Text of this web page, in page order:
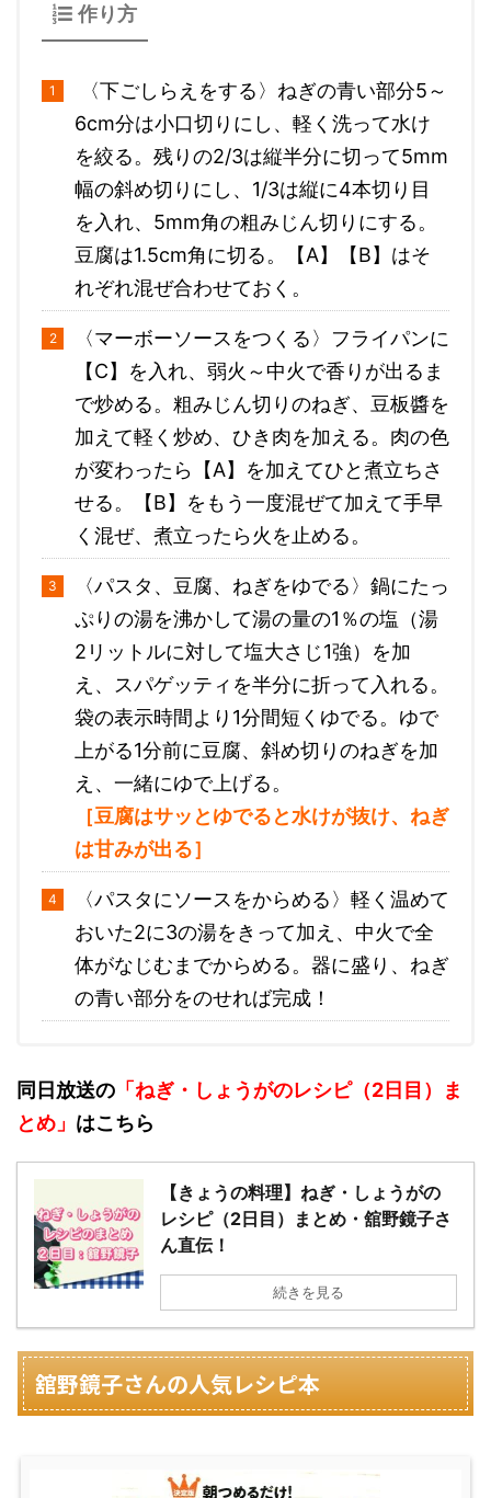
作り方
〈下ごしらえをする〉ねぎの青い部分5～
6cm分は小口切りにし、軽く洗って水け
を絞る。残りの2/3は縦半分に切って5mm
幅の斜め切りにし、1/3は縦に4本切り目
を入れ、5mm角の粗みじん切りにする。
豆腐は1.5cm角に切る。【A】【B】はそ
れぞれ混ぜ合わせておく。
〈マーボーソースをつくる〉フライパンに
【C】を入れ、弱火～中火で香りが出るま
で炒める。粗みじん切りのねぎ、豆板醬を
加えて軽く炒め、ひき肉を加える。肉の色
が変わったら【A】を加えてひと煮立ちさ
せる。【B】をもう一度混ぜて加えて手早
く混ぜ、煮立ったら火を止める。
〈パスタ、豆腐、ねぎをゆでる〉鍋にたっ
ぷりの湯を沸かして湯の量の1％の塩（湯
2リットルに対して塩大さじ1強）を加
え、スパゲッティを半分に折って入れる。
袋の表示時間より1分間短くゆでる。ゆで
上がる1分前に豆腐、斜め切りのねぎを加
え、一緒にゆで上げる。
［豆腐はサッとゆでると水けが抜け、ねぎ
は甘みが出る］
〈パスタにソースをからめる〉軽く温めて
おいた2に3の湯をきって加え、中火で全
体がなじむまでからめる。器に盛り、ねぎ
の青い部分をのせれば完成！
同日放送の 「ねぎ・しょうがのレシピ（2日目）ま
とめ」 はこちら
【きょうの料理】ねぎ・しょうがの
レシピ（2日目）まとめ・舘野鏡子さ
ん直伝！
続きを見る
舘野鏡子さんの人気レシピ本